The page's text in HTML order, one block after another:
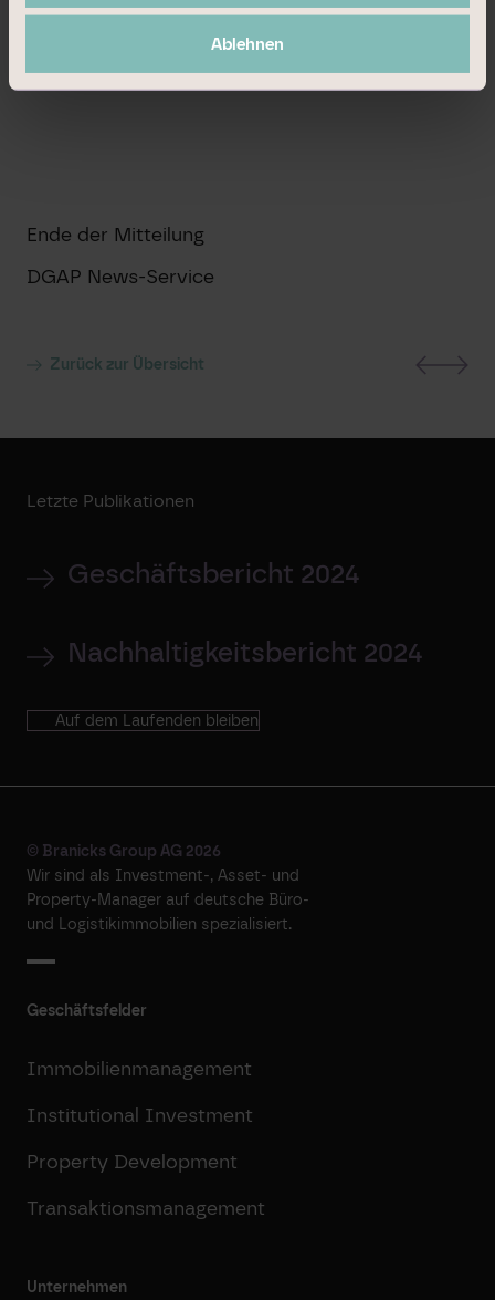
Ablehnen
Deutschland
www.dic-asset.de
Ende der Mitteilung
DGAP News-Service
Zurück zur Übersicht
Letzte Publikationen
Geschäftsbericht 2024
Nachhaltigkeitsbericht 2024
Auf dem Laufenden bleiben
© Branicks Group AG 2026
Wir sind als ­Investment-, ­Asset- und
­Property-Manager auf deutsche ­Büro-
und Logistikimmobilien spezialisiert.
Geschäftsfelder
Immobilienmanagement
Institutional Investment
Property Development
Transaktionsmanagement
Unternehmen